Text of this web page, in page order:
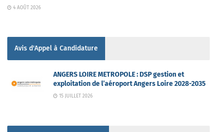
4 AOÛT 2026
Avis d'Appel à Candidature
ANGERS LOIRE METROPOLE : DSP gestion et
exploitation de l’aéroport Angers Loire 2028-2035
15 JUILLET 2026